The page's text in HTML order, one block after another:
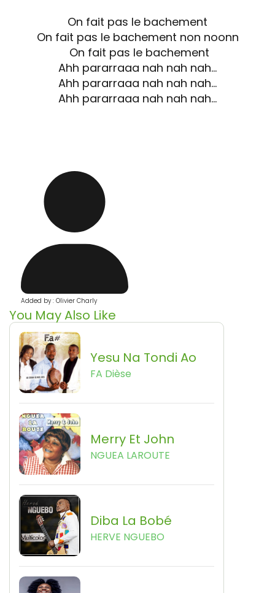
On fait pas le bachement
On fait pas le bachement non noonn
On fait pas le bachement
Ahh pararraaa nah nah nah…
Ahh pararraaa nah nah nah…
Ahh pararraaa nah nah nah…
Added by : Olivier Charly
You May Also Like
Yesu Na Tondi Ao
FA Dièse
Merry Et John
NGUEA LAROUTE
Diba La Bobé
HERVE NGUEBO